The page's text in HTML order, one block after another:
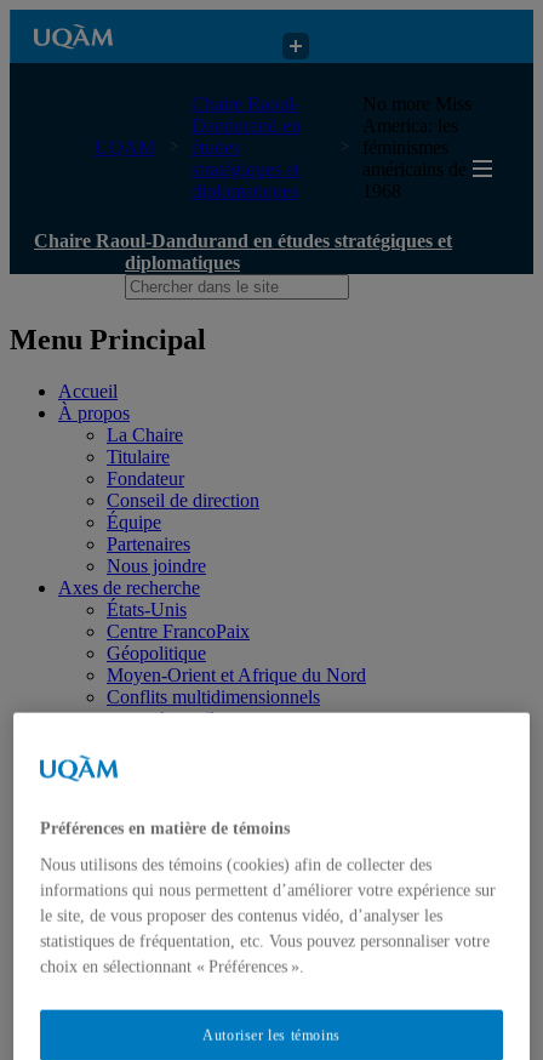
Chaire Raoul-Dandurand en études stratégiques et diplomatiques
UQAM
Chaire Raoul-
Dandurand en
études
stratégiques et
diplomatiques
No more Miss
America: les
féminismes
américains de
1968
Chaire Raoul-Dandurand en études stratégiques et
diplomatiques
Menu Principal
Accueil
À propos
La Chaire
Titulaire
Fondateur
Conseil de direction
Équipe
Partenaires
Nous joindre
Axes de recherche
États-Unis
Centre FrancoPaix
Géopolitique
Moyen-Orient et Afrique du Nord
Conflits multidimensionnels
Accueil
Chercheur-e-s
Tou-te-s les chercheur-e-s
Centre FrancoPaix
Moyen-Orient et Afrique du Nord
Conflits multidimensionnels
Publications
Toutes les publications
États-Unis
Moyen-Orient et Afrique du Nord
Conflits multidimensionnels
Préférences en matière de témoins
Nous utilisons des témoins (cookies) afin de collecter des
informations qui nous permettent d’améliorer votre expérience sur
le site, de vous proposer des contenus vidéo, d’analyser les
statistiques de fréquentation, etc. Vous pouvez personnaliser votre
choix en sélectionnant « Préférences ».
Autoriser les témoins